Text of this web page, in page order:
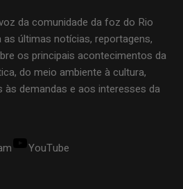
da comunidade da foz do Rio
últimas notícias, reportagens,
os principais acontecimentos da
do meio ambiente à cultura,
demandas e aos interesses da
YouTube